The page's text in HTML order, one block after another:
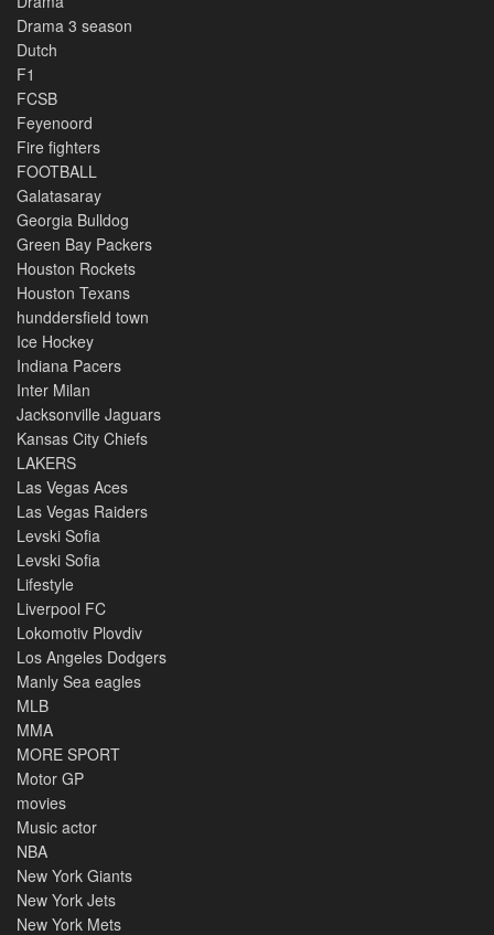
Drama 3 season
Dutch
F1
FCSB
Feyenoord
Fire fighters
FOOTBALL
Galatasaray
Georgia Bulldog
Green Bay Packers
Houston Rockets
Houston Texans
hunddersfield town
Ice Hockey
Indiana Pacers
Inter Milan
Jacksonville Jaguars
Kansas City Chiefs
LAKERS
Las Vegas Aces
Las Vegas Raiders
Levski Sofia
Levski Sofia
Lifestyle
Liverpool FC
Lokomotiv Plovdiv
Los Angeles Dodgers
Manly Sea eagles
MLB
MMA
MORE SPORT
Motor GP
movies
Music actor
NBA
New York Giants
New York Jets
New York Mets